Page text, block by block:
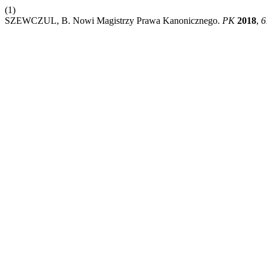
(1)
SZEWCZUL, B. Nowi Magistrzy Prawa Kanonicznego. PK 2018,